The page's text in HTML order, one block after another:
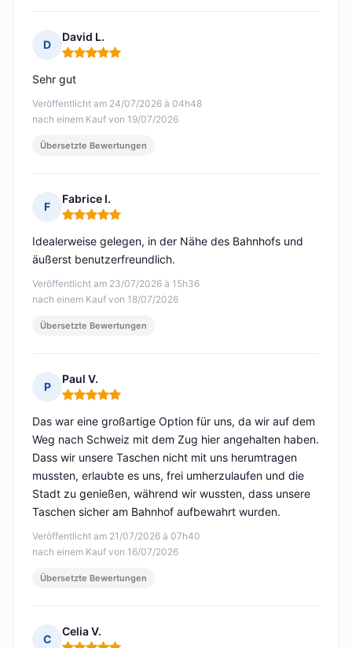
D
David L.
Hinweis: 5 von 5
Veröffentlicht am 24/07/2026 à 04h48
nach einem Kauf von 19/07/2026
Sehr gut
Übersetzte Bewertungen
F
Fabrice I.
Hinweis: 5 von 5
Veröffentlicht am 23/07/2026 à 15h36
nach einem Kauf von 18/07/2026
Idealerweise gelegen, in der Nähe des Bahnhofs und
äußerst benutzerfreundlich.
Übersetzte Bewertungen
P
Paul V.
Hinweis: 5 von 5
Veröffentlicht am 21/07/2026 à 07h40
nach einem Kauf von 16/07/2026
Das war eine großartige Option für uns, da wir auf dem
Weg nach Schweiz mit dem Zug hier angehalten haben.
Dass wir unsere Taschen nicht mit uns herumtragen
mussten, erlaubte es uns, frei umherzulaufen und die
Stadt zu genießen, während wir wussten, dass unsere
Taschen sicher am Bahnhof aufbewahrt wurden.
Übersetzte Bewertungen
C
Celia V.